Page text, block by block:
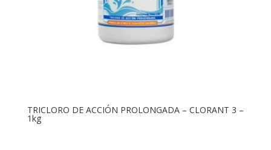
TRICLORO DE ACCIÓN PROLONGADA – CLORANT 3 –
1kg